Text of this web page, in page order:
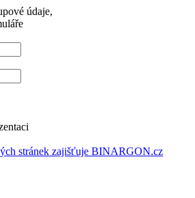
údaje,
stránek zajišťuje BINARGON.cz